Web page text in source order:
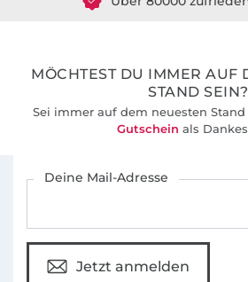
MÖCHTEST DU IMMER AUF
STAND SEIN?
Sei immer auf dem neuesten
Gutschein als
Deine Mail-Adresse
Jetzt anmelden